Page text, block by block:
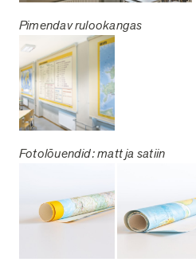
Pimendav rulookangas
Fotolõuendid: matt ja satiin